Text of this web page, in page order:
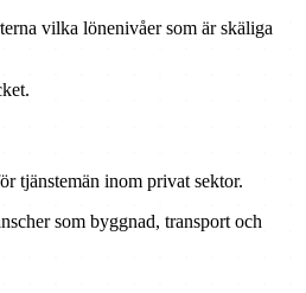
vilka lönenivåer som är skäliga
tjänstemän inom privat sektor.
som byggnad, transport och